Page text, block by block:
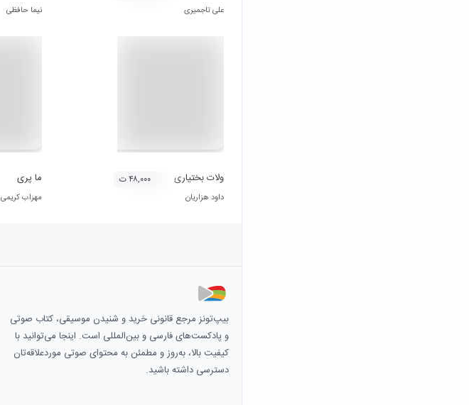
علی تاجمیری نیما حافظی
ولات بختیاری
داود هزاریان
۴۸,۰۰۰ ت ما پری
مهراب کریمی
بیپ‌تونز مرجع قانونی خرید و شنیدن موسیقی، کتاب صوتی
و پادکست‌های فارسی و بین‌المللی است. اینجا می‌توانید با
کیفیت بالا، به‌روز و مطمئن به محتوای صوتی موردعلاقه‌تان
دسترسی داشته باشید.